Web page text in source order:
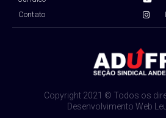
Contato
Copyright 2021 © Todos os
Desenvolvimento Web